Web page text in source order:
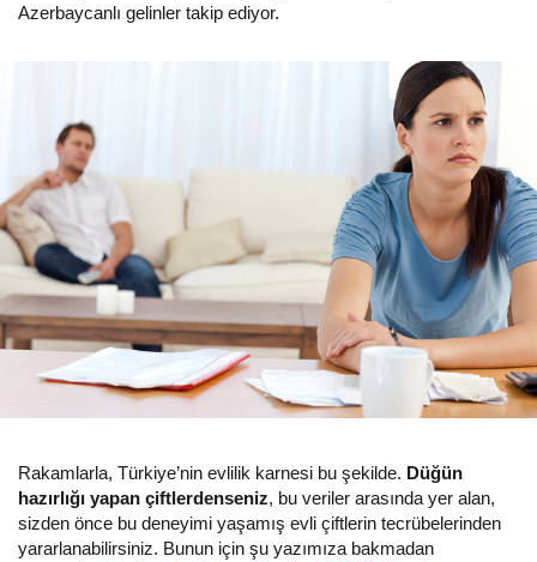
Azerbaycanlı gelinler takip ediyor.
Rakamlarla, Türkiye’nin evlilik karnesi bu şekilde. Düğün
hazırlığı yapan çiftlerdenseniz, bu veriler arasında yer alan,
sizden önce bu deneyimi yaşamış evli çiftlerin tecrübelerinden
yararlanabilirsiniz. Bunun için şu yazımıza bakmadan